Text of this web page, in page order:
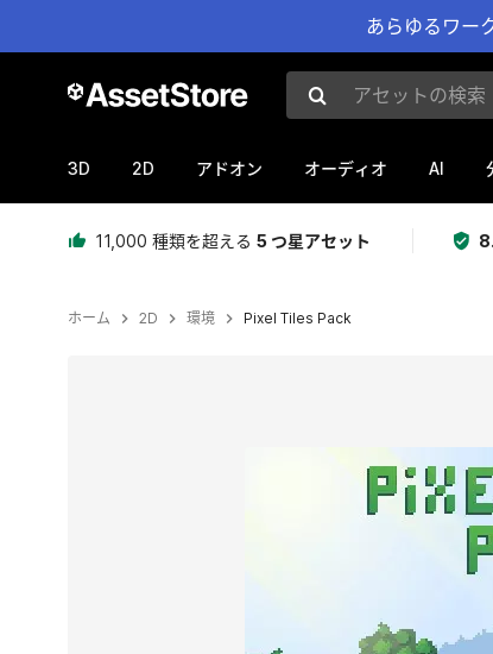
あらゆるワー
アセットの検索
3D 2D アドオン オーディオ AI
11,000 種類を超える 5 つ星アセット
ホーム 2D 環境 Pixel Tiles Pack